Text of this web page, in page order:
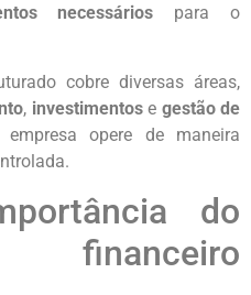
necessários para o
cobre diversas áreas,
, investimentose gestão de
opere de maneira
do
financeiro